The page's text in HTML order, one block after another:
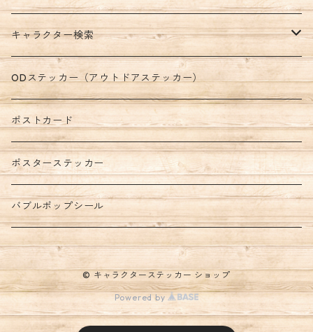
キャラクター検索
Disney
くまのプーさん
ディズニープリンセス
ふしぎの国のアリス
ミッキー＆フレンズ
PIXAR
カーズ
トイ・ストーリー
ベイマックス
モンスターズ・インク
リメンバー・ミー
MARVEL
アイアンマン
ヴェノム
キャプテン・アメリカ
スパイダーマン
STARWARS
DCコミックス
ジャスティス・リーグ
スーパーマン
PEANUTS（スヌーピー）
ODステッカー（アウトドアステッカー）
ポストカード
ポスターステッカー
バブルポップシール
© キャラクターステッカー ショップ
Powered by